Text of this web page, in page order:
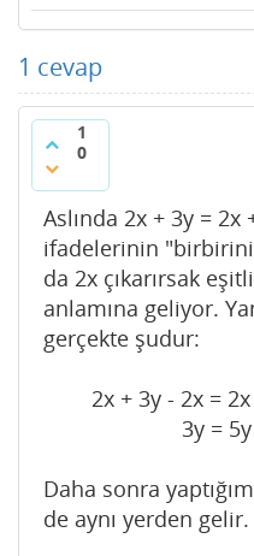
1 cevap
1
0
Aslında 2x + 3y =
ifadelerinin
da 2x çıkarırsak
anlamına geliyor.
gerçekte şudur:
2x + 3y - 2x = 2x
3y = 5y
Daha sonra
de aynı yerden